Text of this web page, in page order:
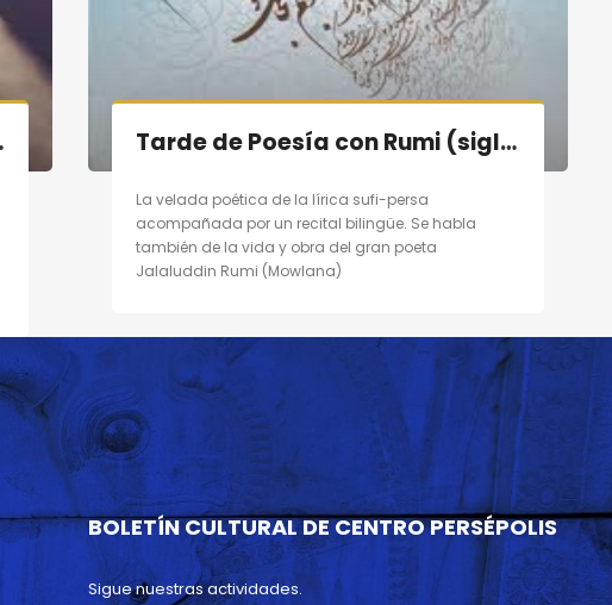
el 29/10/11 Tarde de Poesía con Rumi (siglo XIII) en Madrid el 10/09/11
La velada poética de la lírica sufi-persa
acompañada por un recital bilingüe. Se habla
también de la vida y obra del gran poeta
Jalaluddin Rumi (Mowlana)
BOLETÍN CULTURAL DE CENTRO PERSÉPOLIS
Sigue nuestras actividades.